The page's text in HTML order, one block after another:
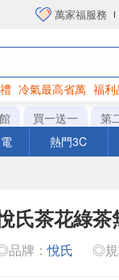
萬家福服務
冷氣最高省萬 福利
買一送一 第
熱門3C
氏茶花綠茶
品牌：悅氏 ◎規